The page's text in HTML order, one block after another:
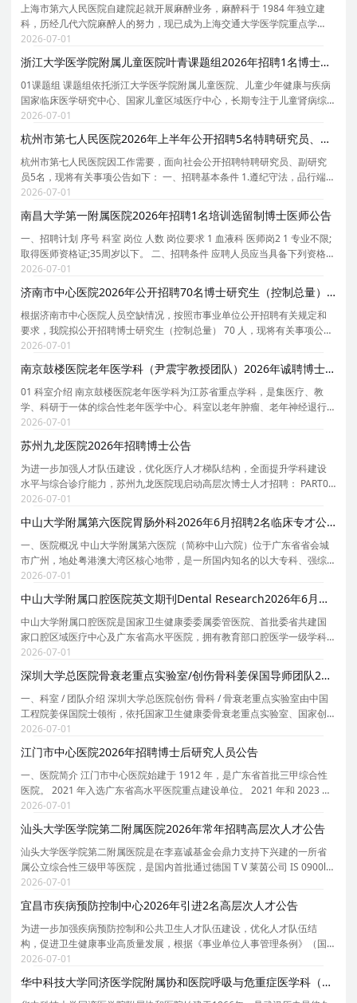
上海市第六人民医院自建院起就开展麻醉业务，麻醉科于 1984 年独立建
科，历经几代六院麻醉人的努力，现已成为上海交通大学医学院重点学
科。科室获得国自然青年科学基金 A 类，是上海交通大学交叉学科创新人
才实践培养基地、上海交通大学医学院麻醉学硕士和博
2026-07-01
浙江大学医学院附属儿童医院叶青课题组2026年招聘1名博士后启事
01课题组 课题组依托浙江大学医学院附属儿童医院、儿童少年健康与疾病
国家临床医学研究中心、国家儿童区域医疗中心，长期专注于儿童肾病综
合征与免疫发病机制研究，尤其聚焦于足细胞损伤与蛋白尿发生的相关机
制。团队共获得19项国家自然科学基金（含重点项目
2026-07-01
杭州市第七人民医院2026年上半年公开招聘5名特聘研究员、副研究员公告
杭州市第七人民医院因工作需要，面向社会公开招聘特聘研究员、副研究
员5名，现将有关事项公告如下： 一、招聘基本条件 1.遵纪守法，品行端
正。 2.具有良好的职业道德。 3.具有岗位所需的专业学历、专业理论知识
和学历相匹配的实践操作能力。 4.具有岗位所需
2026-07-01
南昌大学第一附属医院2026年招聘1名培训选留制博士医师公告
一、招聘计划 序号 科室 岗位 人数 岗位要求 1 血液科 医师岗2 1 专业不限;
取得医师资格证;35周岁以下。 二、招聘条件 应聘人员应当具备下列资格条
件： （一）具有中华人民共和国国籍; （二）遵守宪法和法律，拥护中国共
产党的领导和社会主义制度; （三）具
2026-07-01
济南市中心医院2026年公开招聘70名博士研究生（控制总量）公告
根据济南市中心医院人员空缺情况，按照市事业单位公开招聘有关规定和
要求，我院拟公开招聘博士研究生（控制总量） 70 人，现将有关事项公告
如下： 一、招聘条件 （一）具有中华人民共和国国籍； （二）遵守中华人
民共和国宪法和法律，拥护中国共产党领导和社
2026-07-01
南京鼓楼医院老年医学科（尹震宇教授团队）2026年诚聘博士后
01 科室介绍 南京鼓楼医院老年医学科为江苏省重点学科，是集医疗、教
学、科研于一体的综合性老年医学中心。科室以老年肿瘤、老年神经退行
性疾病及老年共病管理为核心特色，在老年肺癌综合诊疗、软脑膜转移精
准治疗、老年认知障碍等领域形成显著学科优势。科
2026-07-01
苏州九龙医院2026年招聘博士公告
为进一步加强人才队伍建设，优化医疗人才梯队结构，全面提升学科建设
水平与综合诊疗能力，苏州九龙医院现启动高层次博士人才招聘： PART01
福利待遇 博士人才福利 安家费：按苏州工业园区政策执行，上线20万元 科
研启动经费：上线15万元 职称待遇：入院即享
2026-07-01
中山大学附属第六医院胃肠外科2026年6月招聘2名临床专才公告
一、医院概况 中山大学附属第六医院（简称中山六院）位于广东省省会城
市广州，地处粤港澳大湾区核心地带，是一所国内知名的以大专科、强综
合为特色的大型综合性三甲医院。2021至2023年度连续3年全国三级综合
公立医院绩效考核结果A+，2022年度跻身全国百强。
2026-07-01
中山大学附属口腔医院英文期刊Dental Research2026年6月招聘1名科学编辑启事
中山大学附属口腔医院是国家卫生健康委委属委管医院、首批委省共建国
家口腔区域医疗中心及广东省高水平医院，拥有教育部口腔医学一级学科
博士点、口腔医学专业学位博士点、口腔医学博士后科研流动站，现有 8
个国家临床重点专科、 7 个国家级与省级科研创新
2026-07-01
深圳大学总医院骨衰老重点实验室/创伤骨科姜保国导师团队2026年招聘博士后公告（长期有效）
一、科室 / 团队介绍 深圳大学总医院创伤 骨科 / 骨衰老重点实验室由中国
工程院姜保国院士领衔，依托国家卫生健康委骨衰老重点实验室、国家创
伤医学中心和深圳市创伤救治临床医学研究中心平台。该团队由中国工程
院院士姜保国领衔，主要聚焦于创伤救治体系、
2026-07-01
江门市中心医院2026年招聘博士后研究人员公告
一、医院简介 江门市中心医院始建于 1912 年，是广东省首批三甲综合性
医院。 2021 年入选广东省高水平医院重点建设单位。 2021 年和 2023 年
度在全国三级公立医院绩效监测中获 A+ 等级，位居全国三级综合医院前
10% 。 2022 年顺利通过三甲医院等级复审。 医
2026-07-01
汕头大学医学院第二附属医院2026年常年招聘高层次人才公告
汕头大学医学院第二附属医院是在李嘉诚基金会鼎力支持下兴建的一所省
属公立综合性三级甲等医院，是国内首批通过德国 T V 莱茵公司 IS 0900l
质量管理体系和 IS 01400l 环境管理体系双认证的医疗机构之一。医院占地
约 6. 5 万平方米 ，建筑总面积约 11 万平方
2026-07-01
宜昌市疾病预防控制中心2026年引进2名高层次人才公告
为进一步加强疾病预防控制和公共卫生人才队伍建设，优化人才队伍结
构，促进卫生健康事业高质量发展，根据《事业单位人事管理条例》（国
务院令第652号）和事业单位公开招聘有关规定，结合市疾控中心岗位空缺
情况及事业发展需要，拟组织开展市疾控中心高层次人
2026-07-01
华中科技大学同济医学院附属协和医院呼吸与危重症医学科（金阳教授团队）2026年招聘专职研究人员启事